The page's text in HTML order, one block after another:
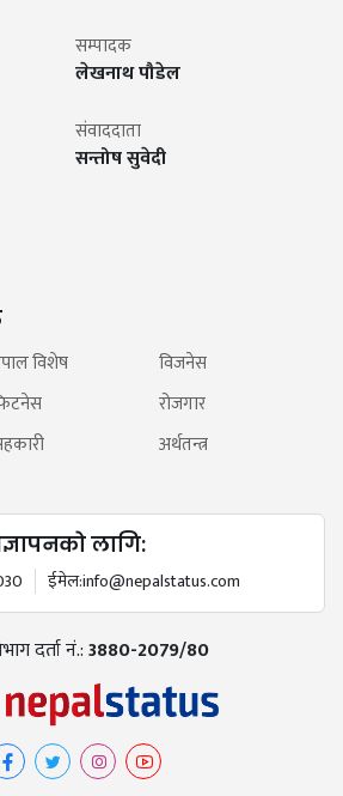
सम्पादक
लेखनाथ पौडेल
संवाददाता
सन्तोष सुवेदी
विशेष
विजनेस
रोजगार
अर्थतन्त्र
लागि:
ईमेल:info@nepalstatus.com
दर्ता नं.:3880-2079/80